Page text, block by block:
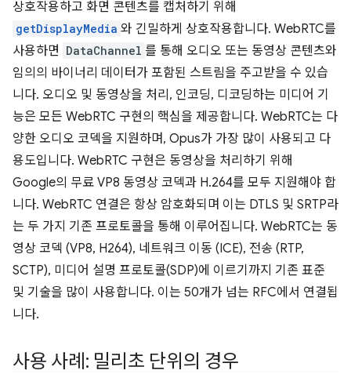
상호작용하고 화면 콘텐츠를 캡처하기 위해
getDisplayMedia 와 긴밀하게 상호작용합니다. WebRTC를
사용하면 DataChannel 를 통해 오디오 또는 동영상 콘텐츠와
임의의 바이너리 데이터가 포함된 스트림을 주고받을 수 있습
니다. 오디오 및 동영상을 처리, 인코딩, 디코딩하는 미디어 기
능은 모든 WebRTC 구현의 핵심을 제공합니다. WebRTC는 다
양한 오디오 코덱을 지원하며, Opus가 가장 많이 사용되고 다
용도입니다. WebRTC 구현은 동영상을 처리하기 위해
Google의 무료 VP8 동영상 코덱과 H.264를 모두 지원해야 합
니다. WebRTC 연결은 항상 암호화되며 이는 DTLS 및 SRTP라
는 두 가지 기존 프로토콜을 통해 이루어집니다. WebRTC는 동
영상 코덱 (VP8, H264), 네트워크 이동 (ICE), 전송 (RTP,
SCTP), 미디어 설명 프로토콜(SDP)에 이르기까지 기존 표준
및 기술을 많이 사용합니다. 이는 50개가 넘는 RFC에서 연결됩
니다.
사용 사례: 밀리초 단위의 경우